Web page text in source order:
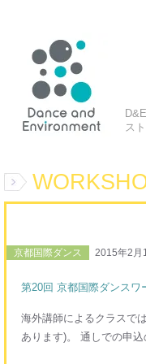
ス
京都国際ダンス 2015年2月
第20回 京都国際ダンスワ
海外講師によるクラスで
あります)。 通しでの申